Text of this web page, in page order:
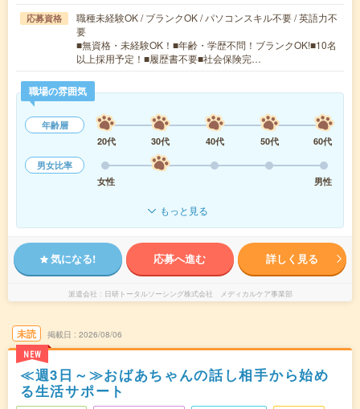
応募資格
職種未経験OK / ブランクOK / パソコンスキル不要 / 英語力不
要
■無資格・未経験OK！■年齢・学歴不問！ブランクOK!■10名
以上採用予定！■履歴書不要■社会保険完…
職場の雰囲気
年齢層
20代
30代 40代 50代
60代
男女比率
女性
男性
もっと見る
気になる! 応募へ進む 詳しく見る
派遣会社 日研トータルソーシング株式会社 メディカルケア事業部
未読
NEW
掲載日 2026/08/06
≪週3日～≫おばあちゃんの話し相手から始め
る生活サポート